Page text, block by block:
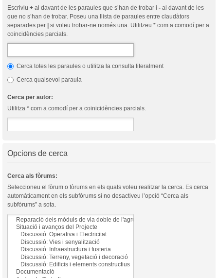
Escriviu + al davant de les paraules que s’han de trobar i - al davant de les
que no s’han de trobar. Poseu una llista de paraules entre claudàtors
separades per | si voleu trobar-ne només una. Utilitzeu * com a comodí per a
coincidències parcials.
Cerca totes les paraules o utilitza la consulta literalment
Cerca qualsevol paraula
Cerca per autor:
Utilitza * com a comodí per a coinicidències parcials.
Opcions de cerca
Cerca als fòrums:
Seleccioneu el fòrum o fòrums en els quals voleu realitzar la cerca. Es cerca
automàticament en els subfòrums si no desactiveu l’opció “Cerca als
subfòrums” a sota.